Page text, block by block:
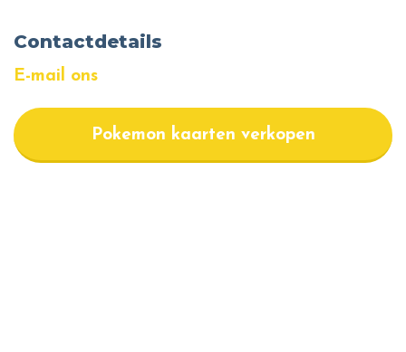
Contactdetails
E-mail ons
Pokemon kaarten verkopen